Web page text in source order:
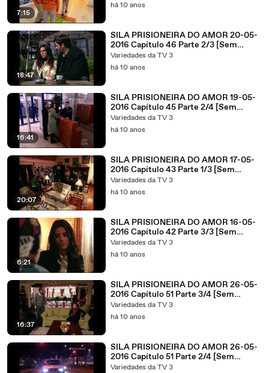
7:15
há 10 anos
18:47
SILA PRISIONEIRA DO AMOR 20-05-
2016 Capítulo 46 Parte 2/3 [Sem
Cortes]
Variedades da TV 3
há 10 anos
16:41
SILA PRISIONEIRA DO AMOR 19-05-
2016 Capítulo 45 Parte 2/4 [Sem
Cortes]
Variedades da TV 3
há 10 anos
20:07
SILA PRISIONEIRA DO AMOR 17-05-
2016 Capítulo 43 Parte 1/3 [Sem
Cortes]
Variedades da TV 3
há 10 anos
6:21
SILA PRISIONEIRA DO AMOR 16-05-
2016 Capítulo 42 Parte 3/3 [Sem
Cortes]
Variedades da TV 3
há 10 anos
16:37
SILA PRISIONEIRA DO AMOR 26-05-
2016 Capítulo 51 Parte 3/4 [Sem
Cortes]
Variedades da TV 3
há 10 anos
SILA PRISIONEIRA DO AMOR 26-05-
2016 Capítulo 51 Parte 2/4 [Sem
Cortes]
Variedades da TV 3